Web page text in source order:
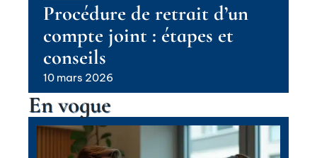
Procédure de retrait d’un
compte joint : étapes et
conseils
10 mars 2026
En vogue